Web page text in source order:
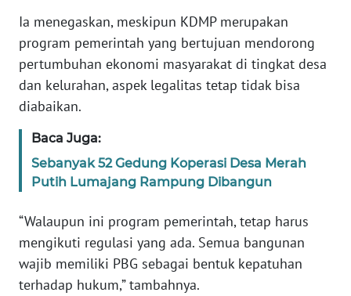
Ia menegaskan, meskipun KDMP merupakan
program pemerintah yang bertujuan mendorong
pertumbuhan ekonomi masyarakat di tingkat desa
dan kelurahan, aspek legalitas tetap tidak bisa
diabaikan.
Baca Juga:
Sebanyak 52 Gedung Koperasi Desa Merah
Putih Lumajang Rampung Dibangun
“Walaupun ini program pemerintah, tetap harus
mengikuti regulasi yang ada. Semua bangunan
wajib memiliki PBG sebagai bentuk kepatuhan
terhadap hukum,” tambahnya.
WN
SERAMBI
JAMBI
WN
WN
WN
SULTENG